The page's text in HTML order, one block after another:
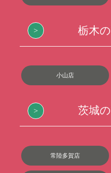
栃木
小山店
茨城
常陸多賀店